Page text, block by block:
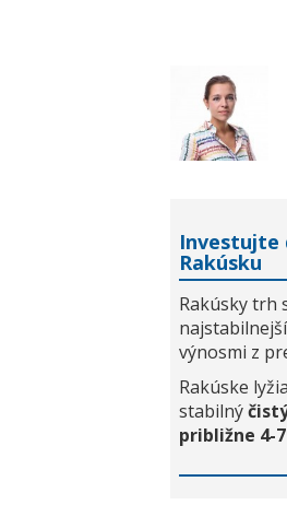
Investujte
Rakúsku
Rakúsky trh
výnosmi z
Rakúske
stabilný
približne 4-